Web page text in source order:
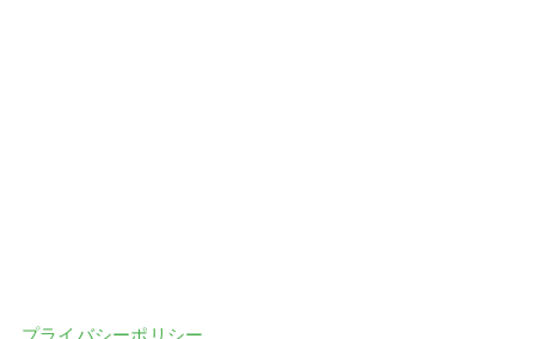
プライバシーポリシー